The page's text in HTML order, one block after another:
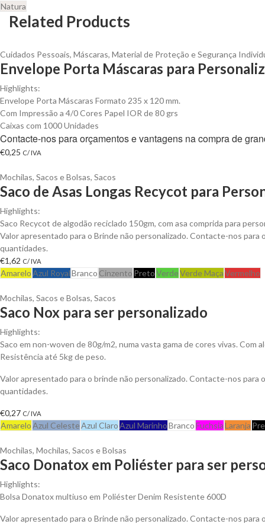
Natura
Related Products
Cuidados Pessoais, Máscaras, Material de Proteção e Segurança
Envelope Porta Máscaras para
Highlights:
Envelope Porta Máscaras Formato 235 x 120 mm.
Com Impressão a 4/0 Cores Papel IOR de 80 grs
Caixas com 1000 Unidades
Contacte-nos para orçamentos e vantagens na compra de
€0,25 C/ IVA
Mochilas, Sacos e Bolsas, Sacos
Saco de Asas Longas Recycot para
Highlights:
Saco Recycot de algodão reciclado 150gm, com asa comprida para
Valor apresentado para o Brinde não personalizado. Contacte-nos
quantidades.
€1,62 C/ IVA
AmareloAzul RoyalBranco Cinzento PretoVerdeVerde MaçaVermelho
Mochilas, Sacos e Bolsas, Sacos
Saco Nox para ser personalizado
Highlights:
Saco em non-woven de 80g/m2, numa vasta gama de cores vivas.
Resistência até 5kg de peso.
Valor apresentado para o brinde não personalizado. Contacte-nos
quantidades.
€0,27 C/ IVA
AmareloAzul CelesteAzul ClaroAzul MarinhoBrancoFuchsiaLaranja
Mochilas, Mochilas, Sacos e Bolsas
Saco Donatox em Poliéster para ser
Highlights:
Bolsa Donatox multiuso em Poliéster Denim Resistente 600D
Valor apresentado para o Brinde não personalizado. Contacte-nos